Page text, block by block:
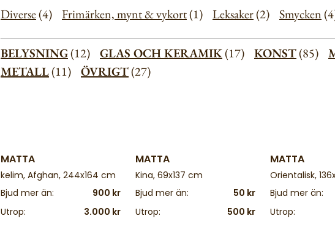
Diverse(4) Frimärken, mynt & vykort(1) Leksaker(2) Smycken
BELYSNING(12) GLAS OCH KERAMIK(17) KONST(85)
METALL(11) ÖVRIGT(27)
MATTA
kelim, Afghan, 244x164 cm
Bjud mer än:
900 kr
Utrop:
3.000 kr
MATTA
Kina, 69x137 cm
Bjud mer än:
50 kr
Utrop:
500 kr
MATTA
Orientalisk,
Bjud mer än:
Utrop: